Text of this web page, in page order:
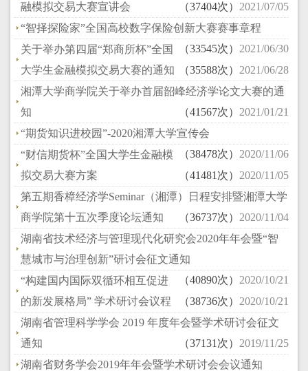
融模拟交易大赛宣讲会
（37404次） 2021/07/05
“智择探险家”全国高校数字保险创新大赛赛事章程
（33545次） 2021/06/30
关于举办第四届“郑商所杯”全国
大学生金融模拟交易大赛的通知
（35588次） 2021/06/28
湘潭大学商学院关于举办首届韶峰经济学论文大赛的通
知
（41567次） 2021/01/21
“期货知识进校园”-2020湘潭大学宣传会
（38478次） 2020/11/06
“财信期货杯”全国大学生金融模
拟交易大赛方案
（41481次） 2020/11/05
第五期香樟经济学Seminar（湘潭）日程安排暨湘潭大学
商学院第十五次季度论坛通知
（36737次） 2020/11/04
湖南省技术经济与管理现代化研究会2020年年会暨“智
慧城市与治理创新”研讨会征文通知
（40890次） 2020/10/21
“构建国内国际双循环相互促进
的新发展格局” 学术研讨会议程
（38736次） 2020/10/21
湖南省管理科学学会 2019 年度年会暨学术研讨会征文
通知
（37131次） 2019/11/25
湖南省财务学会2019年年会暨学术研讨会会议通知